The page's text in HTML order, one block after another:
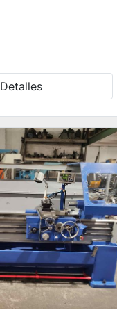
Detalles